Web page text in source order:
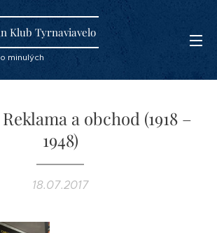
Klub Tyrnaviavelo
minulých
a obchod (1918 –
1948)
18.07.2017